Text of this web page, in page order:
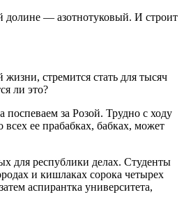
долине — азотнотуковый. И строит
стремится стать для тысяч
ли это?
за Розой. Трудно с ходу
ее прабабках, бабках, может
для республики делах. Студенты
и кишлаках сорока четырех
аспирантка университета,